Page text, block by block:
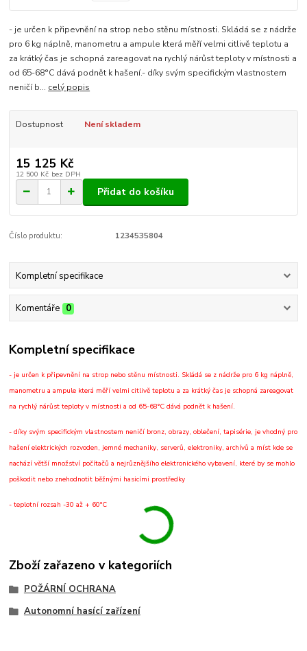
- je určen k připevnění na strop nebo stěnu místnosti. Skládá se z nádrže
pro 6 kg náplně, manometru a ampule která měří velmi citlivě teplotu a
za krátký čas je schopná zareagovat na rychlý nárůst teploty v místnosti a
od 65-68°C dává podnět k hašení.- díky svým specifickým vlastnostem
neničí b... celý popis
Dostupnost Není skladem
15 125 Kč
12 500 Kč bez DPH
Přidat do košíku
Číslo produktu: 1234535804
Kompletní specifikace
Komentáře 0
Kompletní specifikace
- je určen k připevnění na strop nebo stěnu místnosti. Skládá se z nádrže pro 6 kg náplně,
manometru a ampule která měří velmi citlivě teplotu a za krátký čas je schopná zareagovat
na rychlý nárůst teploty v místnosti a od 65-68°C dává podnět k hašení.
- díky svým specifickým vlastnostem neničí bronz, obrazy, oblečení, tapisérie, je vhodný pro
hašení elektrických rozvoden, jemné mechaniky, serverů, elektroniky, archívů a míst kde se
nachází větší množství počítačů a nejrůznějšího elektronického vybavení, které by se mohlo
poškodit nebo znehodnotit běžnými hasicími prostředky
- teplotní rozsah -30 až + 60°C
Zboží zařazeno v kategoriích
POŽÁRNÍ OCHRANA
Autonomní hasící zařízení